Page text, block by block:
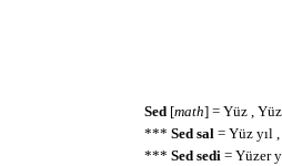
Sed[math] = Yüz ,
*** Sed sal= Yüz yıl
*** Sed sedi= Yüzer